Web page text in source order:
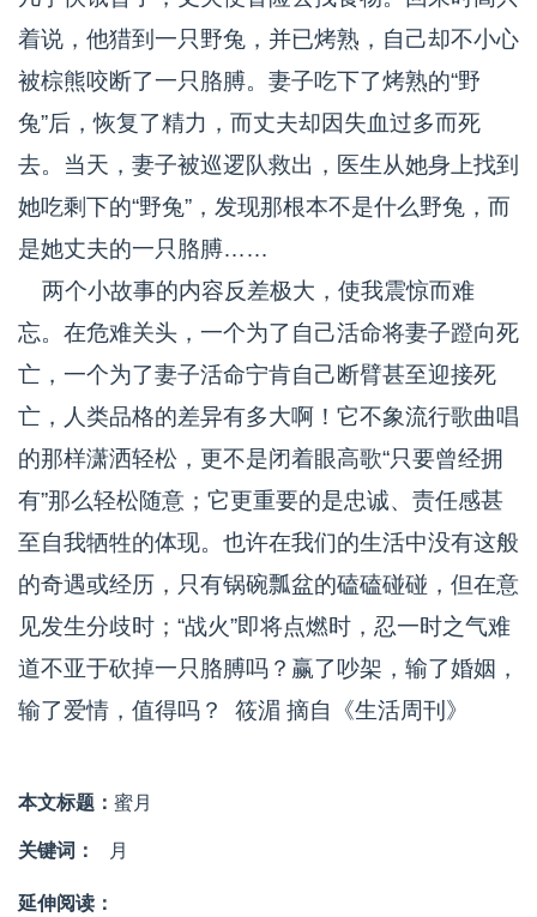
着说，他猎到一只野兔，并已烤熟，自己却不小心
被棕熊咬断了一只胳膊。妻子吃下了烤熟的“野
兔”后，恢复了精力，而丈夫却因失血过多而死
去。当天，妻子被巡逻队救出，医生从她身上找到
她吃剩下的“野兔”，发现那根本不是什么野兔，而
是她丈夫的一只胳膊……
两个小故事的内容反差极大，使我震惊而难
忘。在危难关头，一个为了自己活命将妻子蹬向死
亡，一个为了妻子活命宁肯自己断臂甚至迎接死
亡，人类品格的差异有多大啊！它不象流行歌曲唱
的那样潇洒轻松，更不是闭着眼高歌“只要曾经拥
有”那么轻松随意；它更重要的是忠诚、责任感甚
至自我牺牲的体现。也许在我们的生活中没有这般
的奇遇或经历，只有锅碗瓢盆的磕磕碰碰，但在意
见发生分歧时；“战火”即将点燃时，忍一时之气难
道不亚于砍掉一只胳膊吗？赢了吵架，输了婚姻，
输了爱情，值得吗？ 筱湄 摘自《生活周刊》
本文标题： 蜜月
关键词： 月
延伸阅读：